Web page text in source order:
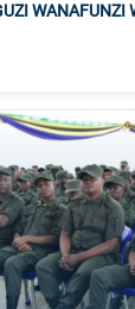
WANAFUNZI